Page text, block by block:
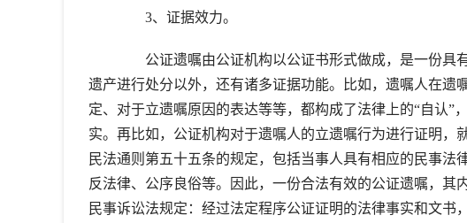
3、证据效力。
公证遗嘱由公证机构以公证书形式做成，是一份具
遗产进行处分以外，还有诸多证据功能。比如，遗嘱人在遗
定、对于立遗嘱原因的表达等等，都构成了法律上的“自认
实。再比如，公证机构对于遗嘱人的立遗嘱行为进行证明
民法通则第五十五条的规定，包括当事人具有相应的民事
反法律、公序良俗等。因此，一份合法有效的公证遗嘱，其
民事诉讼法规定：经过法定程序公证证明的法律事实和文书